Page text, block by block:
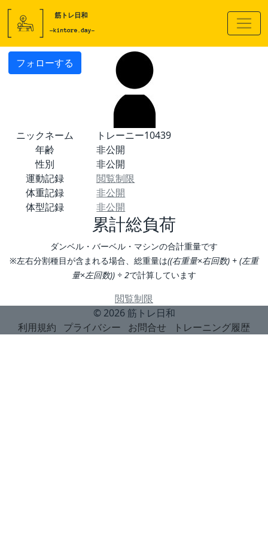
フォローする
ニックネーム
トレーニー10439
年齢
非公開
性別
非公開
運動記録
閲覧制限
体重記録
非公開
体型記録
非公開
累計総負荷
ダンベル・バーベル・マシンの合計重量です
※左右分割種目が含まれる場合、総重量は((右重量×右回数) + (左重
量×左回数)) ÷ 2で計算しています
閲覧制限
© 2026 筋トレ日和
利用規約
プライバシー お問合せ トレーニング履歴